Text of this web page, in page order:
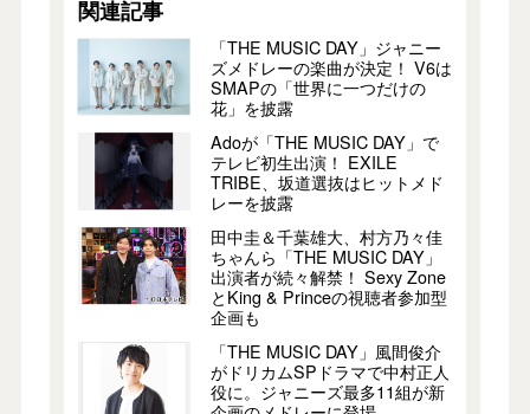
関連記事
「THE MUSIC DAY」ジャニー
ズメドレーの楽曲が決定！ V6は
SMAPの「世界に一つだけの
花」を披露
Adoが「THE MUSIC DAY」で
テレビ初生出演！ EXILE
TRIBE、坂道選抜はヒットメド
レーを披露
田中圭＆千葉雄大、村方乃々佳
ちゃんら「THE MUSIC DAY」
出演者が続々解禁！ Sexy Zone
とKing & Princeの視聴者参加型
企画も
「THE MUSIC DAY」風間俊介
がドリカムSPドラマで中村正人
役に。ジャニーズ最多11組が新